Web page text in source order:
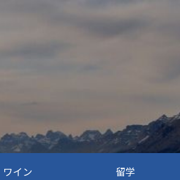
ワイン 留学